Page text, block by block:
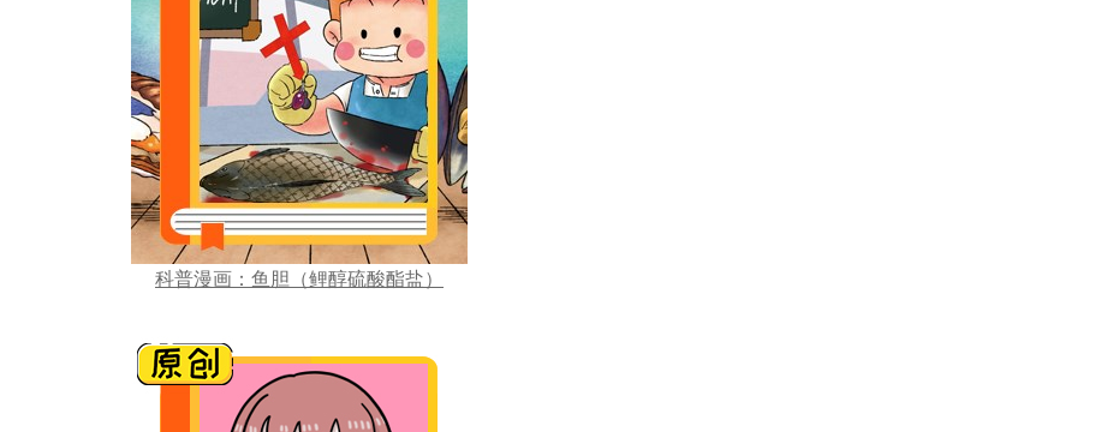
科普漫画：鱼胆（鲤醇硫酸酯盐）